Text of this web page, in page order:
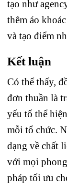
tạo như
thêm áo
và tạo điểm
Kết luận
Có thể thấy,
đơn thuần là
yếu tố thể
mỗi tổ chức.
dạng về chất
với mọi
pháp tối ưu